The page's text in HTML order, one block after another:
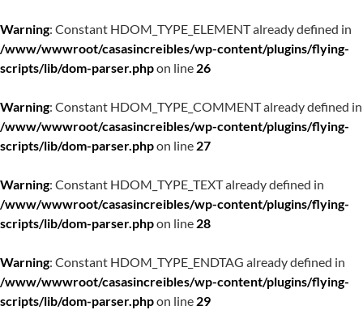
Warning: Constant HDOM_TYPE_ELEMENT already defined in
/www/wwwroot/casasincreibles/wp-content/plugins/flying-
scripts/lib/dom-parser.phpon line 26
Warning: Constant HDOM_TYPE_COMMENT already defined in
/www/wwwroot/casasincreibles/wp-content/plugins/flying-
scripts/lib/dom-parser.phpon line 27
Warning: Constant HDOM_TYPE_TEXT already defined in
/www/wwwroot/casasincreibles/wp-content/plugins/flying-
scripts/lib/dom-parser.phpon line 28
Warning: Constant HDOM_TYPE_ENDTAG already defined in
/www/wwwroot/casasincreibles/wp-content/plugins/flying-
scripts/lib/dom-parser.phpon line 29